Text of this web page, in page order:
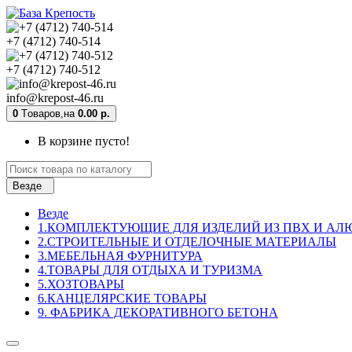
+7 (4712) 740-514
+7 (4712) 740-512
info@krepost-46.ru
0 Tоваров, на 0.00 р.
В корзине пусто!
Везде
Везде
1.КОМПЛЕКТУЮЩИЕ ДЛЯ ИЗДЕЛИЙ ИЗ ПВХ И
2.СТРОИТЕЛЬНЫЕ И ОТДЕЛОЧНЫЕ МАТЕРИАЛЫ
3.МЕБЕЛЬНАЯ ФУРНИТУРА
4.ТОВАРЫ ДЛЯ ОТДЫХА И ТУРИЗМА
5.ХОЗТОВАРЫ
6.КАНЦЕЛЯРСКИЕ ТОВАРЫ
9. ФАБРИКА ДЕКОРАТИВНОГО БЕТОНА